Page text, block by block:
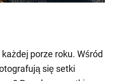
porze roku. Wśród
się setki